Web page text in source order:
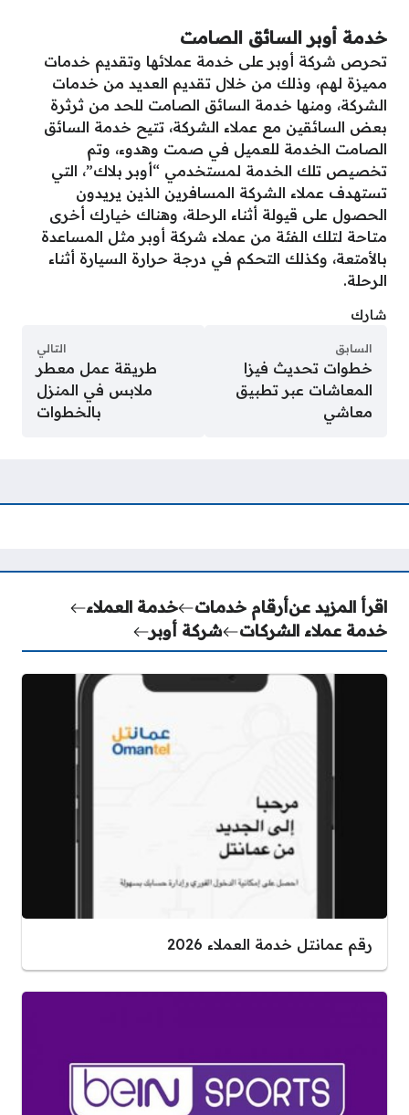
خدمة أوبر السائق الصامت
تحرص شركة أوبر على خدمة عملائها وتقديم خدمات
مميزة لهم، وذلك من خلال تقديم العديد من خدمات
الشركة، ومنها خدمة السائق الصامت للحد من ثرثرة
بعض السائقين مع عملاء الشركة، تتيح خدمة السائق
الصامت الخدمة للعميل في صمت وهدوء، وتم
تخصيص تلك الخدمة لمستخدمي “أوبر بلاك”، التي
تستهدف عملاء الشركة المسافرين الذين يريدون
الحصول على قيولة أثناء الرحلة، وهناك خيارك أخرى
متاحة لتلك الفئة من عملاء شركة أوبر مثل المساعدة
بالأمتعة، وكذلك التحكم في درجة حرارة السيارة أثناء
الرحلة.
شارك
السابق
خطوات تحديث فيزا
المعاشات عبر تطبيق
معاشي
التالي
طريقة عمل معطر
ملابس في المنزل
بالخطوات
اقرأ المزيد عنأرقام خدمات
خدمة العملاء
خدمة عملاء الشركات
شركة أوبر
رقم عمانتل خدمة العملاء 2026